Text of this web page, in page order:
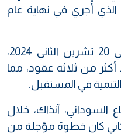
الذي أُجري في نهاية عام
وأجرى العراق تعداداً سكانياً في 20 تشرين الثاني 2024،
من ثلاثة عقود، مما
في المستقبل.
السوداني، آنذاك، خلال
كان خطوة مؤجلة من